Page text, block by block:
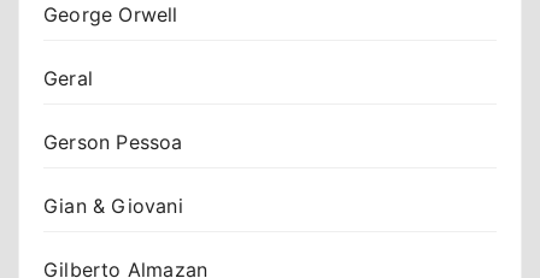
George Orwell
Geral
Gerson Pessoa
Gian & Giovani
Gilberto Almazan